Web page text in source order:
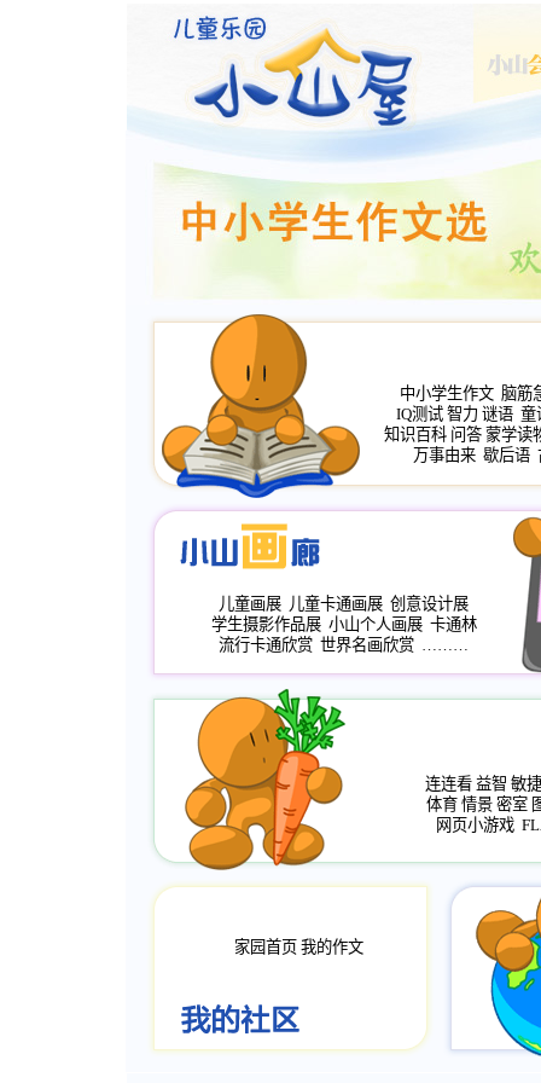
中小学生作文 脑筋
IQ测试 智力 谜语 童
知识百科 问答 蒙学读
万事由来 歇后语
儿童画展 儿童卡通画展 创意设计展
学生摄影作品展 小山个人画展 卡通林
流行卡通欣赏 世界名画欣赏 ………
连连看 益智 敏捷
体育 情景 密室
网页小游戏
家园首页 我的作文